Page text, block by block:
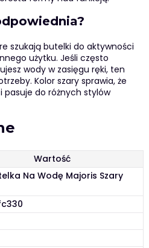
szukają butelki do aktywności
użytku. Jeśli często
wody w zasięgu ręki, ten
Kolor szary sprawia, że
do różnych stylów
Wartość
Na Wodę Majoris Szary